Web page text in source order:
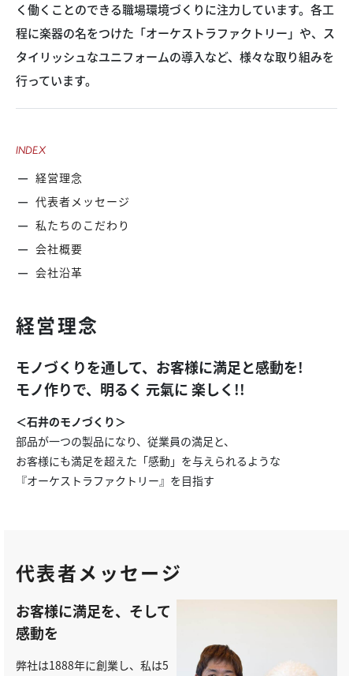
く働くことのできる職場環境づくりに注力しています。各工
程に楽器の名をつけた「オーケストラファクトリー」や、ス
タイリッシュなユニフォームの導入など、様々な取り組みを
行っています。
INDEX
経営理念
代表者メッセージ
私たちのこだわり
会社概要
会社沿革
経営理念
モノづくりを通して、お客様に満足と感動を!
モノ作りで、明るく 元氣に 楽しく!!
＜石井のモノづくり＞
部品が一つの製品になり、従業員の満足と、
お客様にも満足を超えた「感動」を与えられるような
『オーケストラファクトリー』を目指す
代表者メッセージ
お客様に満足を、そして
感動を
弊社は1888年に創業し、私は5